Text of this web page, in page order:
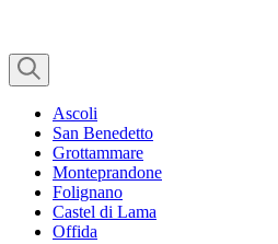
Ascoli
San Benedetto
Grottammare
Monteprandone
Folignano
Castel di Lama
Offida